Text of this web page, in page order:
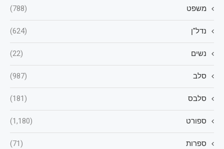
משפט (788)
נדל"ן (624)
נשים (22)
סלב (987)
סלבס (181)
ספורט (1,180)
ספרות (71)